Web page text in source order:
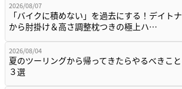
2026/08/07
「バイクに積めない」を過去にする！デイトナ
から肘掛け＆高さ調整枕つきの極上ハ…
2026/08/04
夏のツーリングから帰ってきたらやるべきこと
３選